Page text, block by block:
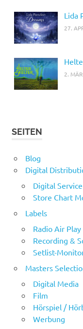
Lida
27.
2.
SEITEN
Blog
Digital
Digital
Store Chart
Labels
Radio Air Play
Recording &
Setlist-
Masters
Digital Media
Film
Hörspiel /
Werbung